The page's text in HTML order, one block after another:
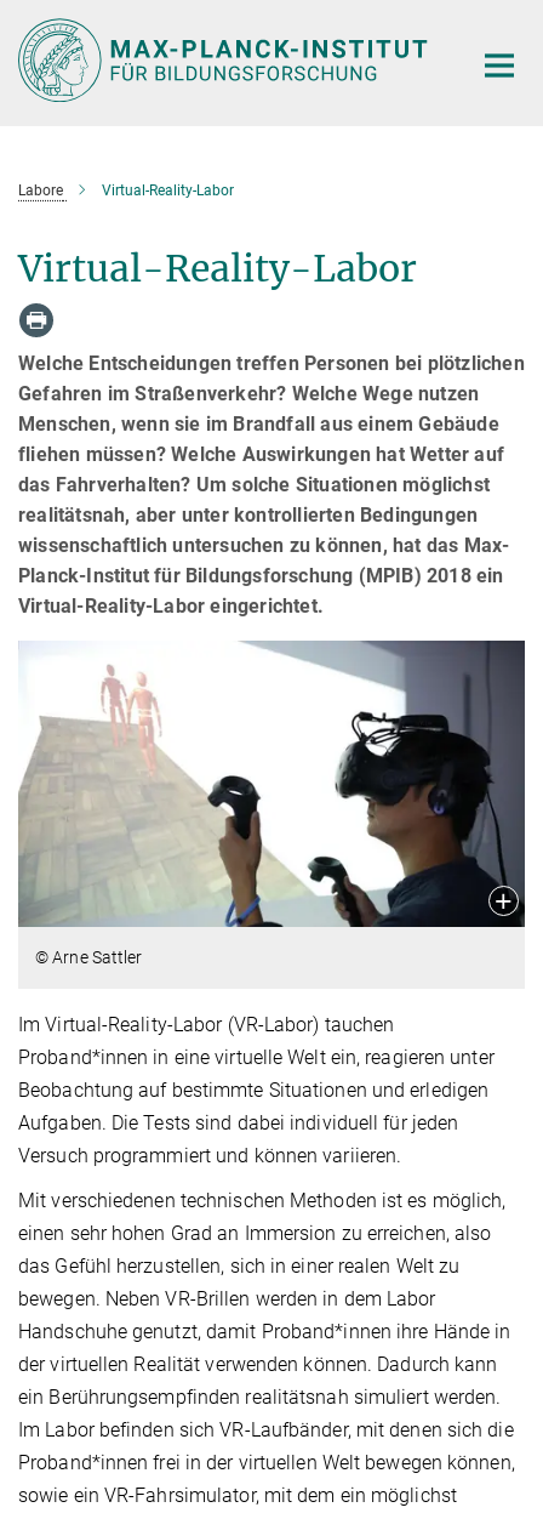
Hauptinhalt
Labore Virtual-Reality-Labor
Virtual-Reality-Labor
Welche Entscheidungen treffen Personen bei plötzlichen
Gefahren im Straßenverkehr? Welche Wege nutzen
Menschen, wenn sie im Brandfall aus einem Gebäude
fliehen müssen? Welche Auswirkungen hat Wetter auf
das Fahrverhalten? Um solche Situationen möglichst
realitätsnah, aber unter kontrollierten Bedingungen
wissenschaftlich untersuchen zu können, hat das Max-
Planck-Institut für Bildungsforschung (MPIB) 2018 ein
Virtual-Reality-Labor eingerichtet.
© Arne Sattler
Im Virtual-Reality-Labor (VR-Labor) tauchen
Proband*innen in eine virtuelle Welt ein, reagieren unter
Beobachtung auf bestimmte Situationen und erledigen
Aufgaben. Die Tests sind dabei individuell für jeden
Versuch programmiert und können variieren.
Mit verschiedenen technischen Methoden ist es möglich,
einen sehr hohen Grad an Immersion zu erreichen, also
das Gefühl herzustellen, sich in einer realen Welt zu
bewegen. Neben VR-Brillen werden in dem Labor
Handschuhe genutzt, damit Proband*innen ihre Hände in
der virtuellen Realität verwenden können. Dadurch kann
ein Berührungsempfinden realitätsnah simuliert werden.
Im Labor befinden sich VR-Laufbänder, mit denen sich die
Proband*innen frei in der virtuellen Welt bewegen können,
sowie ein VR-Fahrsimulator, mit dem ein möglichst